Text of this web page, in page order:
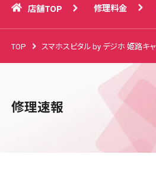
店舗TOP 修理料金
TOP スマホスピタル by デジホ 姫路キ
修理速報